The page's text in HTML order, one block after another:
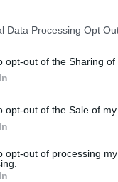
Data Processing Opt
opt-out of the Sharing of
opt-out of the Sale of my
opt-out of processing
A kép forrása:
a nemzeti